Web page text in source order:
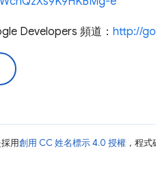
Developers 頻道： http://
用創用 CC 姓名標示 4.0 授權 ，程